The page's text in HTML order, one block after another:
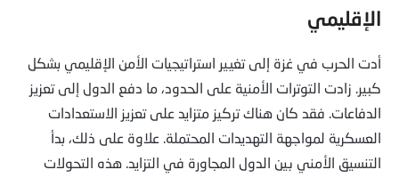
الإقليمي
أدت الحرب في غزة إلى تغيير استراتيجيات الأمن الإقليمي بشكل
كبير. زادت التوترات الأمنية على الحدود، ما دفع الدول إلى تعزيز
الدفاعات. فقد كان هناك تركيز متزايد على تعزيز الاستعدادات
العسكرية لمواجهة التهديدات المحتملة. علاوة على ذلك، بدأ
التنسيق الأمني بين الدول المجاورة في التزايد. هذه التحولات